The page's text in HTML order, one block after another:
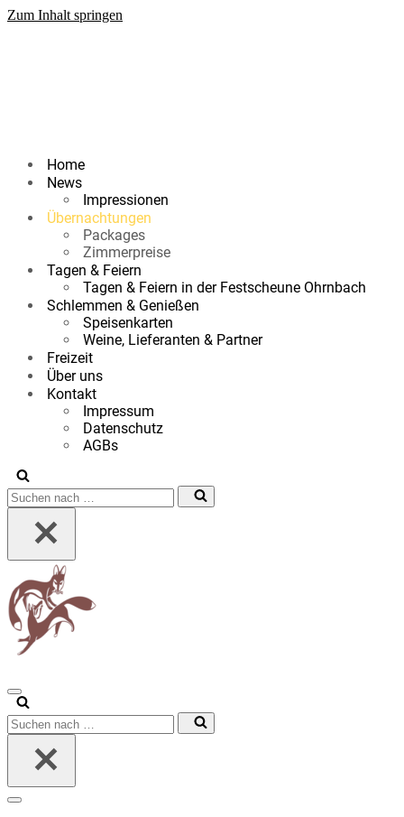
Zum Inhalt springen
Home
News
Impressionen
Übernachtungen
Packages
Zimmerpreise
Tagen & Feiern
Tagen & Feiern in der Festscheune Ohrnbach
Schlemmen & Genießen
Speisenkarten
Weine, Lieferanten & Partner
Freizeit
Über uns
Kontakt
Impressum
Datenschutz
AGBs
Suchen
nach …
Navigationsmenü
Suchen
nach …
Navigationsmenü